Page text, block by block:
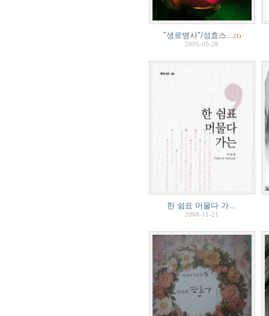
"생로병사"/성효스…(1)
2005-05-28
한 쉼표 머물다 가…
2008-11-21